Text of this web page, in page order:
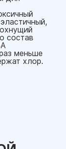
состав
меньше
хлор.